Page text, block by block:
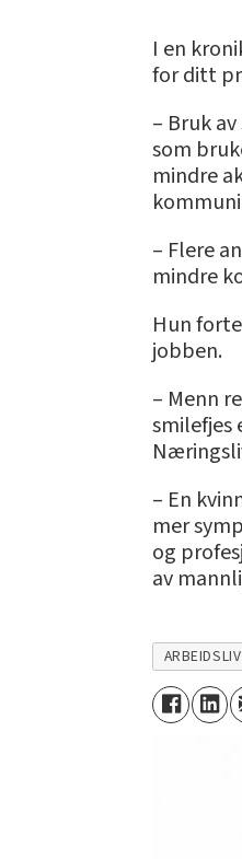
I en
for ditt
– Bruk
som
mindre
– Flere
mindre
Hun
jobben.
– Menn
smilefjes
– En
mer
og
av
ARBEIDSLIV